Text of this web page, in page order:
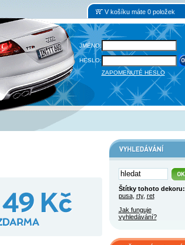
V košíku máte 0 položek
JMÉNO:
HESLO:
ZAPOMENUTÉ HESLO
Štítky tohoto dekoru:
pusa, rty, ret
Jak funguje
vyhledávání?